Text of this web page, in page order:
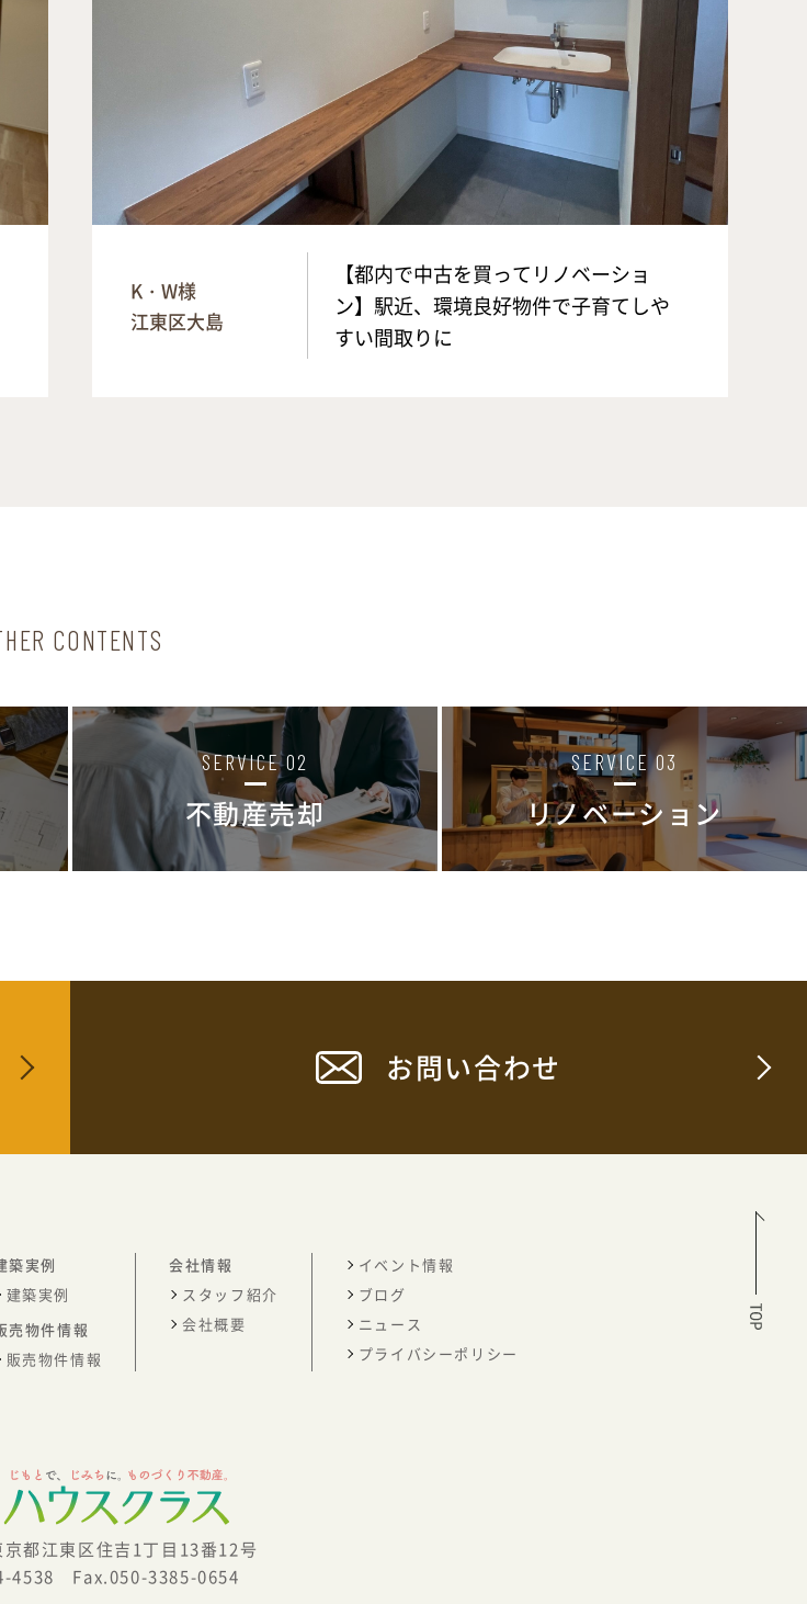
K・W様
江東区大島
【都内で中古を買ってリノベーショ
ン】駅近、環境良好物件で子育てしや
すい間取りに
CONTENTS
SERVICE 02
不動産売却
SERVICE 03
リノベーション
お問い合わせ
築実例
建築実例
売物件情報
販売物件情報
会社情報
スタッフ紹介
会社概要
イベント情報
ブログ
ニュース
プライバシーポリシー
京都江東区住吉1丁目13番12号
4538 Fax.050-3385-0654